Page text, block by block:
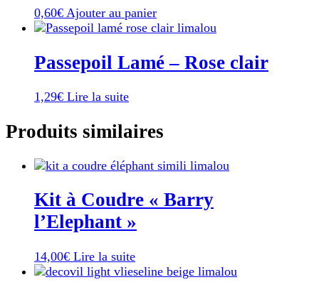
0,60€ Ajouter au panier
Passepoil Lamé – Rose clair
1,29€ Lire la suite
Produits similaires
Kit à Coudre « Barry
l’Elephant »
14,00€ Lire la suite